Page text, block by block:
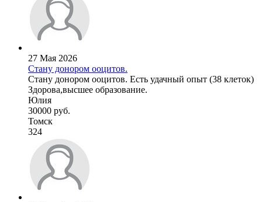
27 Мая 2026
Стану донором ооцитов.
Стану донором ооцитов. Есть удачный опыт (38 клеток)
Здорова,высшее образование.
Юлия
30000 руб.
Томск
324